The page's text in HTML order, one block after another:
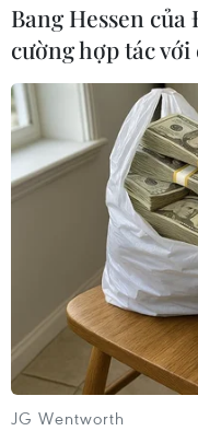
#cướp xe #xe wave
Hải Dương
TP.
Bang Hessen
cường hợp tác với
JG Wentworth